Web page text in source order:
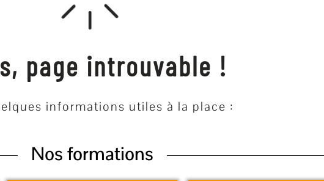
page introuvable !
informations utiles à la place :
Nos formations